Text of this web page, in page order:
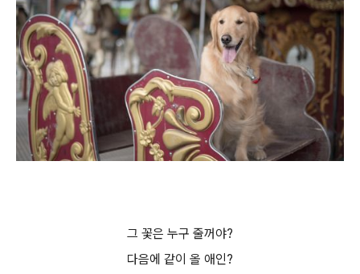
그 꽃은 누구 줄꺼야?
다음에 같이 올 애인?